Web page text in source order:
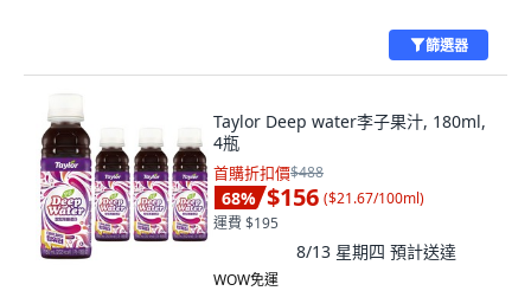
篩選器
Taylor Deep water李子果汁, 180ml,
4瓶
首購折扣價$488
68% $156 ($21.67/100ml)
運費 $195
8/13 星期四 預計送達
WOW免運